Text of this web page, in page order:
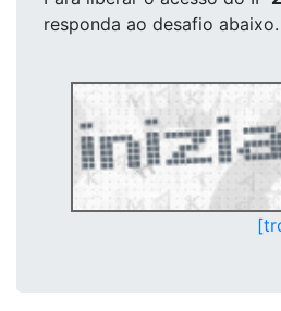
responda ao desafio abaixo.